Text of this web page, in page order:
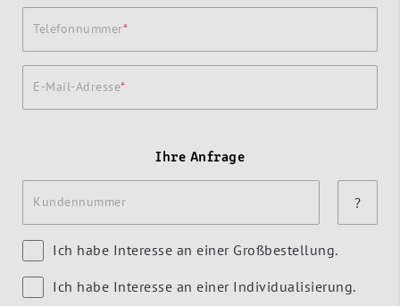
Telefonnummer
E-Mail-Adresse
Ihre Anfrage
Kundennummer ?
Ich habe Interesse an einer Großbestellung.
Ich habe Interesse an einer Individualisierung.